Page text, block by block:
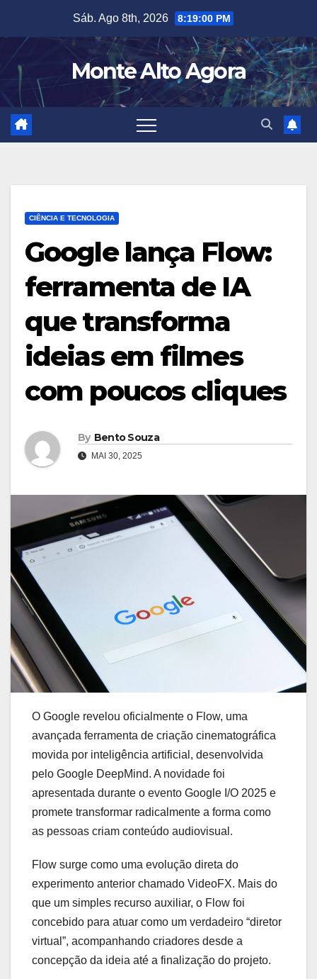
content
Sáb. Ago 8th, 2026 8:19:01 PM
Monte Alto Agora
CIÊNCIA E TECNOLOGIA
Google lança Flow:
ferramenta de IA
que transforma
ideias em filmes
com poucos cliques
By Bento Souza
MAI 30, 2025
O Google revelou oficialmente o Flow, uma
avançada ferramenta de criação cinematográfica
movida por inteligência artificial, desenvolvida
pelo Google DeepMind. A novidade foi
apresentada durante o evento Google I/O 2025 e
promete transformar radicalmente a forma como
as pessoas criam conteúdo audiovisual.
Flow surge como uma evolução direta do
experimento anterior chamado VideoFX. Mais do
que um simples recurso auxiliar, o Flow foi
concebido para atuar como um verdadeiro “diretor
virtual”, acompanhando criadores desde a
concepção da ideia até a finalização do projeto.